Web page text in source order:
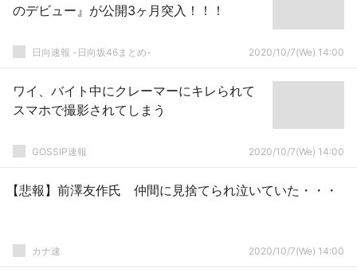
のデビュー』が公開3ヶ月突入！！！
日向速報 -日向坂46まとめ- 2020/10/7(We) 14:00
ワイ、バイト中にクレーマーにキレられて
スマホで撮影されてしまう
GOSSIP速報 2020/10/7(We) 14:00
【悲報】前澤友作氏 仲間に見捨てられ泣いていた・・・
カナ速 2020/10/7(We) 14:00